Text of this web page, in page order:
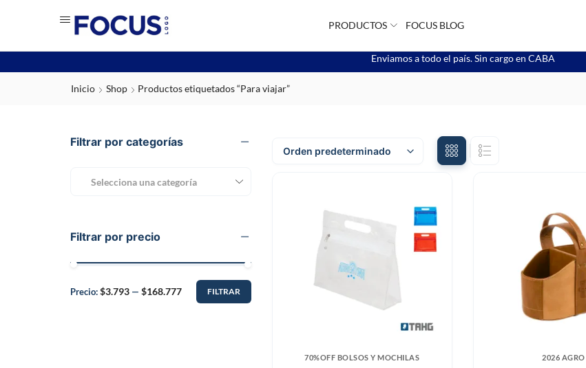
PRODUCTOS FOCUS BLOG
Enviamos a todo el país. Sin cargo en CABA
Inicio Shop Productos etiquetados “Para viajar”
Filtrar por categorías
Selecciona una categoría
Filtrar por precio
FILTRAR
Precio:$3.793 — $168.777
70%OFF BOLSOS Y MOCHILAS 2026 AGRO